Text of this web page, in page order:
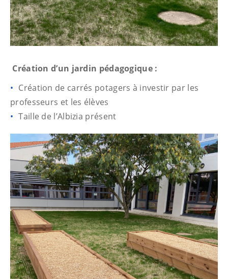
Création d’un jardin pédagogique :
Création de carrés potagers à investir par les
professeurs et les élèves
Taille de l’Albizia présent